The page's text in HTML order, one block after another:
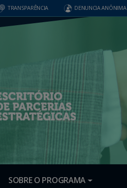
TRANSPARÊNCIA DENUNCIA ANÔNIMA
SOBRE O PROGRAMA